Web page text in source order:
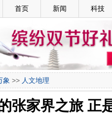
首页 新闻 科技
象 >> 人文地理
张家界之旅 正